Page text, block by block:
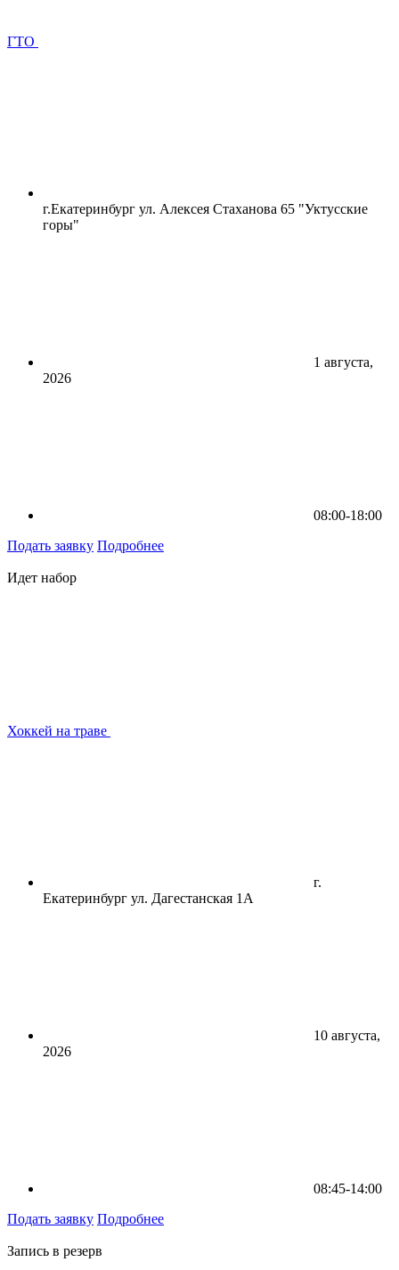
ГТО
г.Екатеринбург ул. Алексея Стаханова 65 "Уктусские
горы"
1 августа,
2026
08:00-18:00
Подать заявку Подробнее
Идет набор
Хоккей на траве
г.
Екатеринбург ул. Дагестанская 1А
10 августа,
2026
08:45-14:00
Подать заявку Подробнее
Запись в резерв